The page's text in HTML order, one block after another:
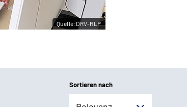
Quelle:DRV-RLP
Sortieren nach